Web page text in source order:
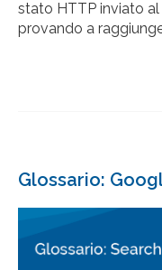
stato HTTP inviato
provando a
Glossario: